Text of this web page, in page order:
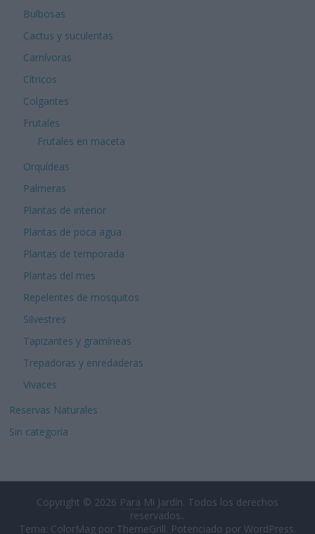
Bulbosas
Cactus y suculentas
Carnívoras
Cítricos
Colgantes
Frutales
Frutales en maceta
Orquídeas
Palmeras
Plantas de interior
Plantas de poca agua
Plantas de temporada
Plantas del mes
Repelentes de mosquitos
Silvestres
Tapizantes y gramíneas
Trepadoras y enredaderas
Vivaces
Reservas Naturales
Sin categoría
Copyright © 2026 Para Mi Jardín. Todos los derechos
reservados..
Tema: ColorMag por ThemeGrill. Potenciado por WordPress.